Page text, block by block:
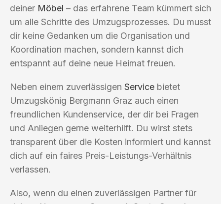
deiner Möbel – das erfahrene Team kümmert sich
um alle Schritte des Umzugsprozesses. Du musst
dir keine Gedanken um die Organisation und
Koordination machen, sondern kannst dich
entspannt auf deine neue Heimat freuen.
Neben einem zuverlässigen Service bietet
Umzugskönig Bergmann Graz auch einen
freundlichen Kundenservice, der dir bei Fragen
und Anliegen gerne weiterhilft. Du wirst stets
transparent über die Kosten informiert und kannst
dich auf ein faires Preis-Leistungs-Verhältnis
verlassen.
Also, wenn du einen zuverlässigen Partner für